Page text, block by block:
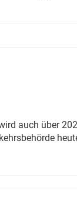
auch über